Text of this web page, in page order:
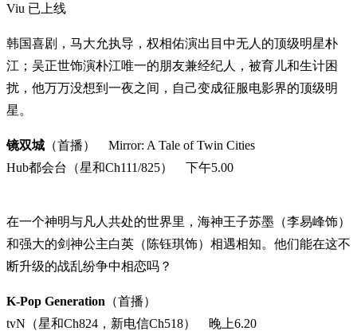
Viu 已上线
韩国喜剧，马大允执导，权相佑演出目中无人的顶级明星朴
江；吴正世饰演朴江唯一的朋友兼经纪人，被育儿和生计困
扰，他万万没想到一夜之间，自己变成征服电影界的顶级明
星。
镜双城 （首播） Mirror: A Tale of Twin Cities
Hub都会台（星和Ch111/825） 下午5.00
在一个神明与凡人共处的世界里，海神王子苏墨（李易峰饰）
和强大的剑神公主白英（陈钰琪饰）相遇相知。他们能在这不
断升级的战乱纷争中相恋吗？
K-Pop Generation （首播）
tvN（星和Ch824，新电信Ch518） 晚上6.20